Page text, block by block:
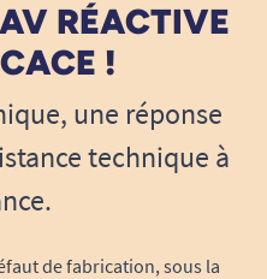
RÉACTIVE
!
une réponse
technique à
de fabrication, sous la